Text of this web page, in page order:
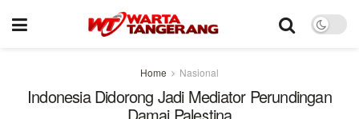
Home Nasional
Indonesia Didorong Jadi Mediator Perundingan